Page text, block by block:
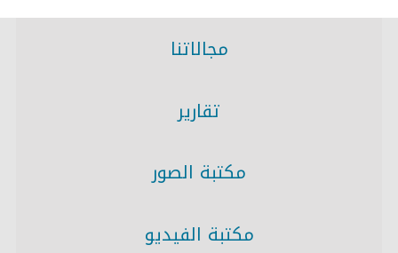
مجالاتنا
تقارير
مكتبة الصور
مكتبة الفيديو